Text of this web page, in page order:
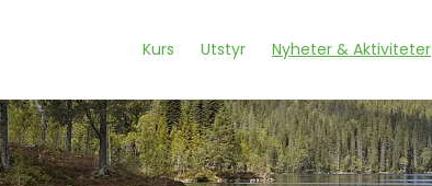
Kurs Utstyr Nyheter & Aktiviteter